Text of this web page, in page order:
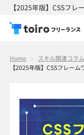
【2025年版】CSSフ
Home スキル関連コラム
【2025年版】CSSフレー